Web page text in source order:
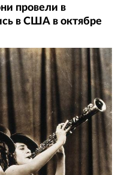
провели в
в США в октябре